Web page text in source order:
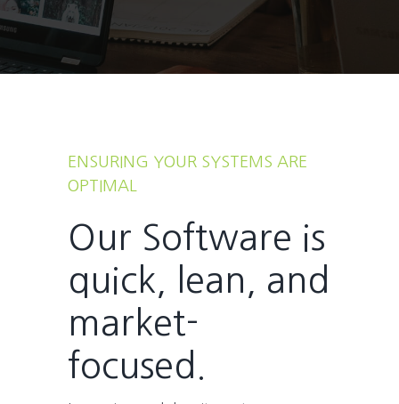
ENSURING YOUR SYSTEMS ARE
OPTIMAL
Our Software is
quick, lean, and
market-
focused.